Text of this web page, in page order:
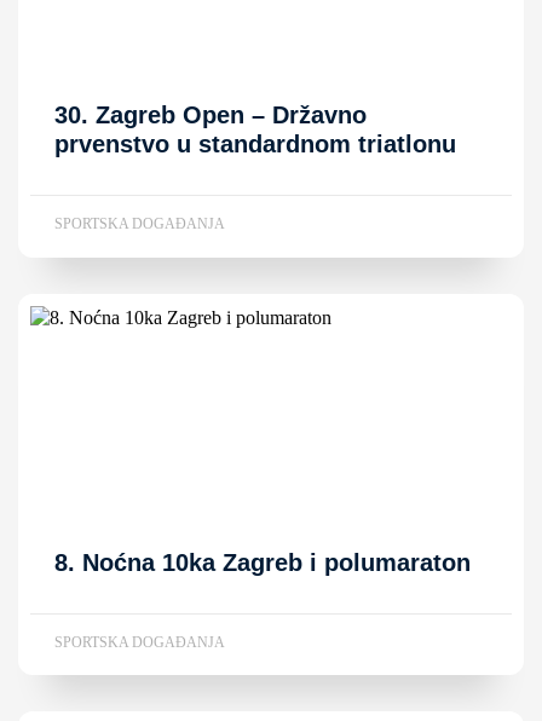
30. Zagreb Open – Državno
prvenstvo u standardnom triatlonu
SPORTSKA DOGAĐANJA
8. Noćna 10ka Zagreb i polumaraton
SPORTSKA DOGAĐANJA